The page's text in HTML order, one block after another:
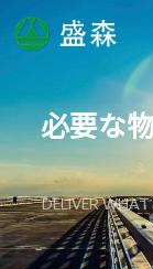
トップページ
私たちについて
ニュース
必要な
DELIVER